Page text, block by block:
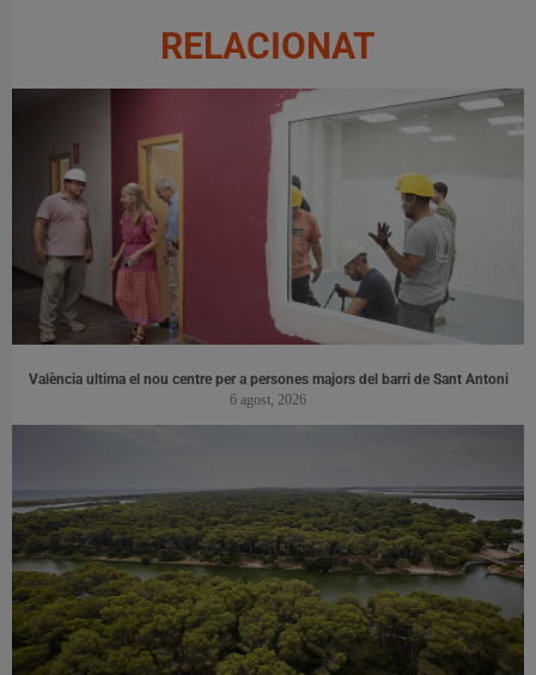
RELACIONAT
València ultima el nou centre per a persones majors del barri de Sant Antoni
6 agost, 2026